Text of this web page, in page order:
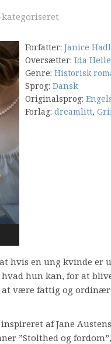
Forfatter: Janice
Oversætter: Ida
Genre: Historisk
Sprog: Dansk
Originalsprog:
Forlag: dreamlitt,
hvis en ung kvinde er
hun kan, for at
være fattig og ordinær
inspireret af Jane
”Stolthed og